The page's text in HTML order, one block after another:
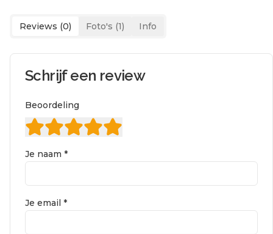
Reviews (0) Foto's (1) Info
Schrijf een review
Beoordeling
Je naam *
Je email *